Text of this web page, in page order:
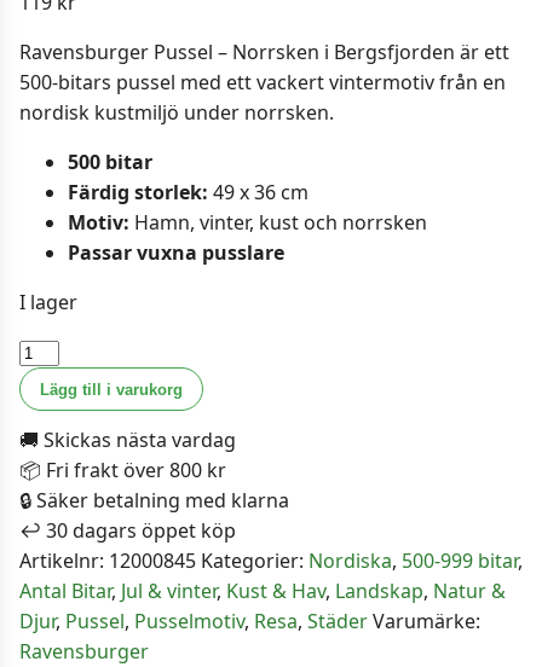
Ravensburger Pussel – Norrsken i Bergsfjorden är ett
500-bitars pussel med ett vackert vintermotiv från en
nordisk kustmiljö under norrsken.
500 bitar
Färdig storlek: 49 x 36 cm
Motiv: Hamn, vinter, kust och norrsken
Passar vuxna pusslare
I lager
Ravensburger
Pussel
-
Norrsken
i
Bergsfjorden
500
bitar
mängd
Lägg till i varukorg
🚚 Skickas nästa vardag
📦 Fri frakt över 800 kr
🔒 Säker betalning med klarna
↩️ 30 dagars öppet köp
Artikelnr: 12000845 Kategorier: Nordiska, 500-999 bitar,
Antal Bitar, Jul & vinter, Kust & Hav, Landskap, Natur &
Djur, Pussel, Pusselmotiv, Resa, StäderVarumärke:
Ravensburger